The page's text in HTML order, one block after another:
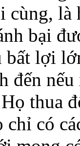
cùng, là
bại
bất lợi
đến
thua
có